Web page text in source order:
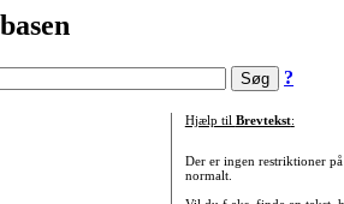
?
Hjælp til Brevtekst:
Der er ingen restriktioner
normalt.